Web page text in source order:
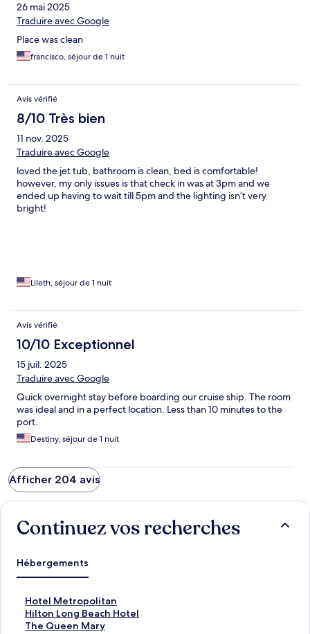
26 mai 2025
Traduire avec Google
Place was clean
francisco, séjour de 1 nuit
Avis vérifié
8/10 Très bien
11 nov. 2025
Traduire avec Google
loved the jet tub, bathroom is clean, bed is comfortable!
however, my only issues is that check in was at 3pm and we
ended up having to wait till 5pm and the lighting isn’t very
bright!
Lileth, séjour de 1 nuit
Avis vérifié
10/10 Exceptionnel
15 juil. 2025
Traduire avec Google
Quick overnight stay before boarding our cruise ship. The room
was ideal and in a perfect location. Less than 10 minutes to the
port.
Destiny, séjour de 1 nuit
Afficher 204 avis
Continuez vos recherches
Hébergements
Hotel Metropolitan
L
i
e
Hilton Long Beach Hotel
L
iThe Queen Mary
L